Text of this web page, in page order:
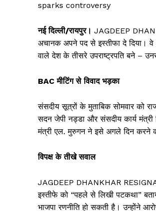
sparks controversy
नई दिल्ली/रायपुर। JAGDEEP
अचानक अपने पद से इस्तीफा दे दिया।
वाले देश के तीसरे उपराष्ट्रपति बने –
BAC मीटिंग से विवाद भड़का
संसदीय सूत्रों के मुताबिक सोमवार को
सदन जेपी नड्डा और संसदीय कार्य
मंत्री एल. मुरुगन ने इसे अगले दिन करने
विपक्ष के तीखे सवाल
JAGDEEP DHANKHAR
इस्तीफे को “पहले से लिखी पटकथा”
भाजपा रणनीति हो सकती है। उन्होंने